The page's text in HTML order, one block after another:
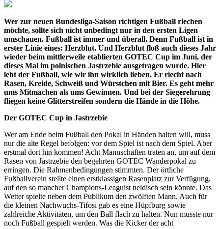
Wer zur neuen Bundesliga-Saison richtigen Fußball riechen
möchte, sollte sich nicht unbedingt nur in den ersten Ligen
umschauen. Fußball ist immer und überall. Denn Fußball ist in
erster Linie eines: Herzblut. Und Herzblut floß auch dieses Jahr
wieder beim mittlerweile etablierten GOTEC Cup im Juni, der
dieses Mal im polnischen Jastrzebie ausgetragen wurde. Hier
lebt der Fußball, wie wir ihn wirklich lieben. Er riecht nach
Rasen, Kreide, Schweiß und Würstchen mit Bier. Es geht mehr
ums Mitmachen als ums Gewinnen. Und bei der Siegerehrung
fliegen keine Glitterstreifen sondern die Hände in die Höhe.
Der GOTEC Cup in Jastrzebie
Wer am Ende beim Fußball den Pokal in Händen halten will, muss
nur die alte Regel befolgen: vor dem Spiel ist nach dem Spiel. Aber
erstmal dort hin kommen! Acht Mannschaften traten an, um auf dem
Rasen von Jastrzebie den begehrten GOTEC Wanderpokal zu
erringen. Die Rahmenbedingungen stimmten. Der örtliche
Fußballverein stellte einen erstklassigen Rasenplatz zur Verfügung,
auf den so mancher Champions-Leaguist neidisch sein könnte. Das
Wetter spielte neben dem Publikum den zwölften Mann. Auch für
die kleinen Nachwuchs-Tifosi gab es eine Hüpfburg sowie
zahlreiche Aktivitäten, um den Ball flach zu halten. Nun musste nur
noch Fußball gespielt werden. Was die Kicker der acht